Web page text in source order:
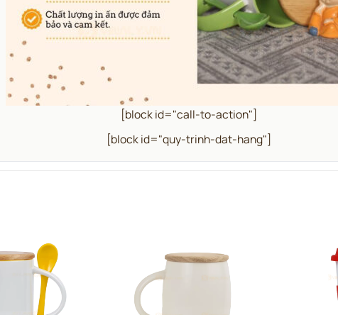
[block id="call-to-action"]
[block id="quy-trinh-dat-hang"]